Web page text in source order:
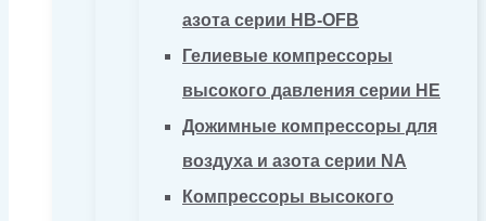
азота серии HB-OFB
Гелиевые компрессоры
высокого давления серии HE
Дожимные компрессоры для
воздуха и азота серии NA
Компрессоры высокого